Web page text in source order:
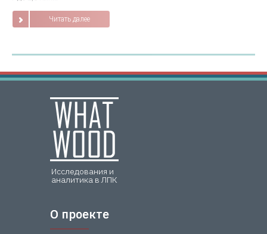
Читать далее
Исследования и
аналитика в ЛПК
О проекте
О проекте